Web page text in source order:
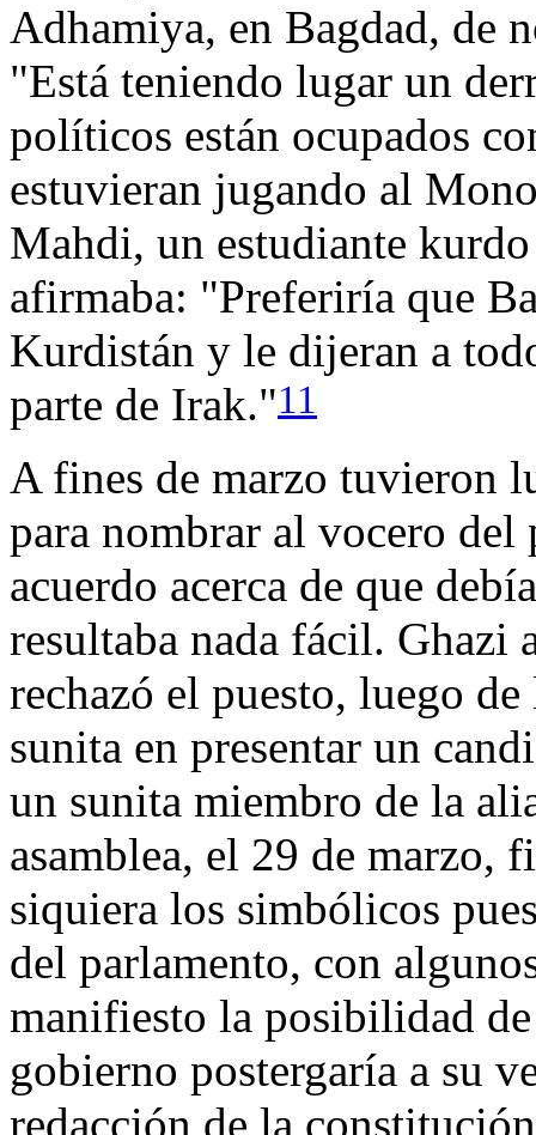
Adhamiya, en Bagdad, de
"Está teniendo lugar un
políticos están ocupados
estuvieran jugando al
Mahdi, un estudiante
afirmaba: "Preferiría que
Kurdistán y le dijeran a
parte de Irak."11
A fines de marzo tuvieron
para nombrar al vocero
acuerdo acerca de que
resultaba nada fácil. Ghazi
rechazó el puesto, luego
sunita en presentar un
un sunita miembro de la
asamblea, el 29 de marzo,
siquiera los simbólicos
del parlamento, con
manifiesto la posibilidad
gobierno postergaría a su
redacción de la